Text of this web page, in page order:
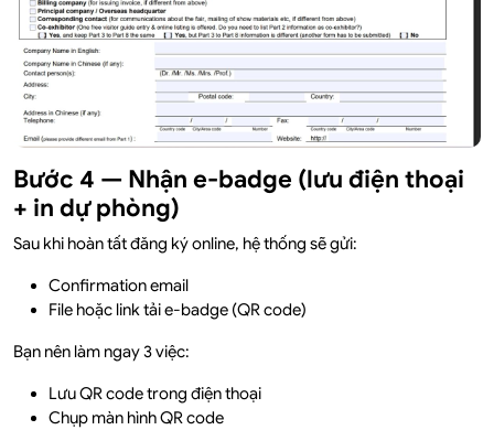
Bước 4 — Nhận e-badge (lưu điện thoại
+ in dự phòng)
Sau khi hoàn tất đăng ký online, hệ thống sẽ gửi:
Confirmation email
File hoặc link tải e-badge (QR code)
Bạn nên làm ngay 3 việc:
Lưu QR code trong điện thoại
Chụp màn hình QR code